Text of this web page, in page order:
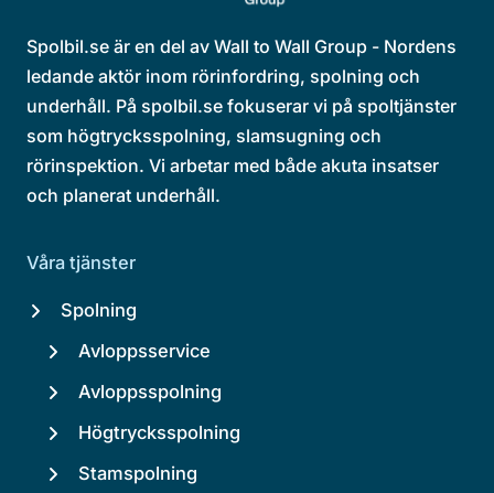
Spolbil.se är en del av Wall to Wall Group - Nordens
ledande aktör inom rörinfordring, spolning och
underhåll. På spolbil.se fokuserar vi på spoltjänster
som högtrycksspolning, slamsugning och
rörinspektion. Vi arbetar med både akuta insatser
och planerat underhåll.
Våra tjänster
Spolning
Avloppsservice
Avloppsspolning
Högtrycksspolning
Stamspolning